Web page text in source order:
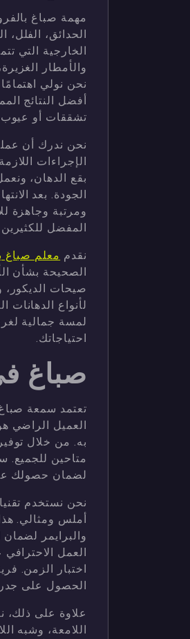
مهمة صباغ
الحدائق،
الخارجية التي
والأمطار
نحن نولي
أفضل النتائج
تشققات أو
نحن ندرك أن
الإجراءات
بقع الدهان،
الجودة. بعد
ومرتبة وجاهزة
المفضل
نقدم معلم صباغ
الصحيحة بشأن
صيحات الديكور،
لأنواع
لمسة جمالية
احتياجاتك.
صباغ
تعتمد سمعة صباغ
العميل الراضي
به. من خلال
متاحين للجميع.
لضمان حصولك
نحن نستخدم
أملس ومثالي.
والبرايمر
العمل
اختبار الزمن.
الحصول على
علاوة على ذلك،
اللامعة، وشبه